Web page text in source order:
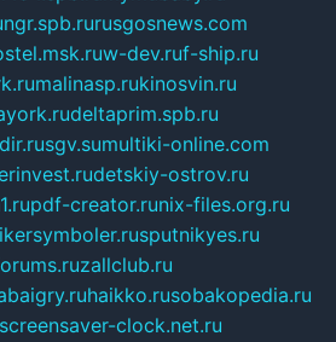
ngr.spb.rurusgosnews.com
w-dev.ruf-ship.ru
malinasp.rukinosvin.ru
deltaprim.spb.ru
sgv.sumultiki-online.com
detskiy-ostrov.ru
pdf-creator.runix-files.org.ru
sputnikyes.ru
zallclub.ru
haikko.rusobakopedia.ru
screensaver-clock.net.ru